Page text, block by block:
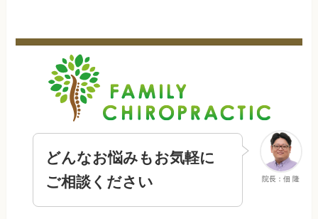
院長：佃 隆
どんなお悩みもお気軽に
ご相談ください